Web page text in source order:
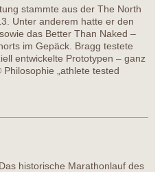
stammte aus der The North
Unter anderem hatte er den
das Better Than Naked –
im Gepäck. Bragg testete
entwickelte Prototypen – ganz
„athlete tested
historische Marathonlauf des